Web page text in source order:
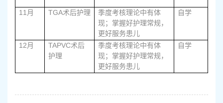
11 月 TGA术后护理
季度考核理论中有体
现；掌握好护理常规，
更好服务患儿
自学
12 月 TAPVC术后
护理
季度考核理论中有体
现；掌握好护理常规，
更好服务患儿
自学